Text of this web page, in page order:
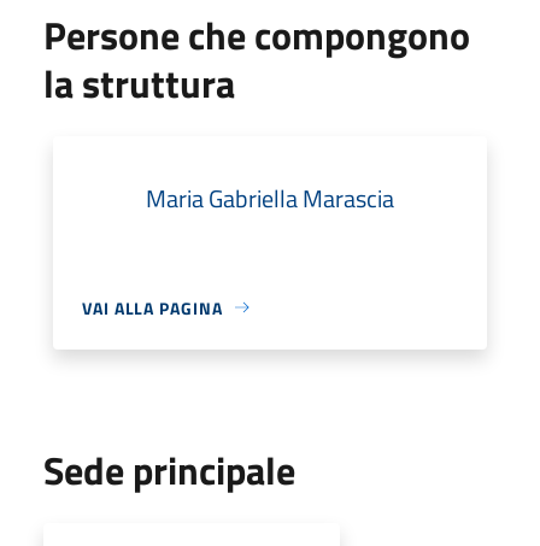
Persone che compongono
la struttura
Maria Gabriella Marascia
VAI ALLA PAGINA
Sede principale